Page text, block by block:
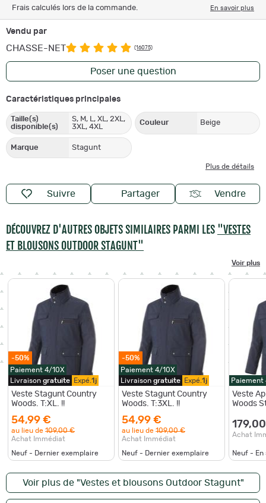
Frais calculés lors de la commande.
En savoir plus
Vendu par
CHASSE-NET (16075)
Poser une question
Caractéristiques principales
Taille(s)
disponible(s)
S, M, L, XL, 2XL,
3XL, 4XL
Couleur Beige
Marque Stagunt
Plus de détails
Suivre Partager Vendre
DÉCOUVREZ D'AUTRES OBJETS SIMILAIRES PARMI LES "VESTES
ET BLOUSONS OUTDOOR STAGUNT"
Voir plus
-50%
Paiement 4/10X
Livraison gratuite Expé. 1j
Veste Stagunt Country
Woods. T:XL. !!
54,99 €
au lieu de 109,00 €
Achat Immédiat
Neuf - Dernier exemplaire
-50%
Paiement 4/10X
Livraison gratuite Expé. 1j
Veste Stagunt Country
Woods. T:3XL. !!
54,99 €
au lieu de 109,00 €
Achat Immédiat
Neuf - Dernier exemplaire
Paiement
Veste
Woods
Achat
Neuf - En
Voir plus de "Vestes et blousons Outdoor Stagunt"